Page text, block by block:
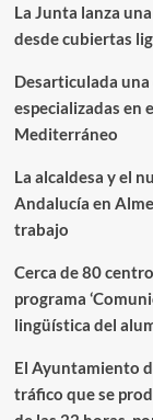
La Junta lanza
desde cubiertas
Desarticulada
especializadas en
Mediterráneo
La alcaldesa y el
Andalucía en
trabajo
Cerca de 80
programa
lingüística del
El Ayuntamiento
tráfico que se